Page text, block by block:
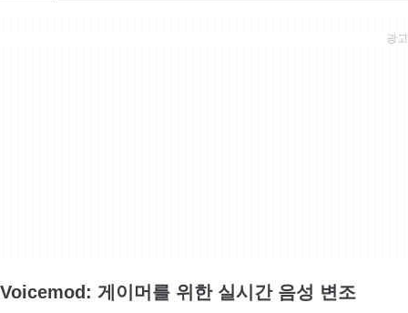
Voicemod: 게이머를 위한 실시간 음성 변조